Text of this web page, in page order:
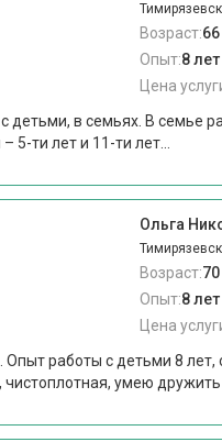
Возраст:
Опыт:8 лет
Цена
детьми, в семьях. В семье
5-ти лет и 11-ти лет...
Ольга
Возраст:
Опыт:8 лет
Цена
Опыт работы с детьми 8 лет,
чистоплотная, умею дружить